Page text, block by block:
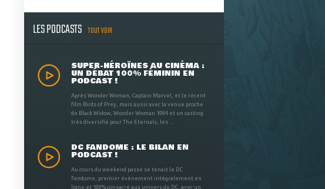
LES PODCASTS TOUT VOIR
SUPER-HÉROÏNES AU CINÉMA :
UN DÉBAT 100% FÉMININ EN
PODCAST !
Après Wonder Woman, Captain Marvel, et le récent
film Birds of Prey, mais aussi avec la venue proche
de Black Widow, Wonder Woman 1984 et un casting
très diversifié pour The Eternals, les ...
DC FANDOME : LE BILAN EN
PODCAST !
Au cours du weekend passé se tenait le DC
Fandome, premier évènement intégralement en
ligne et 100% consacré aux univers de DC, avec un